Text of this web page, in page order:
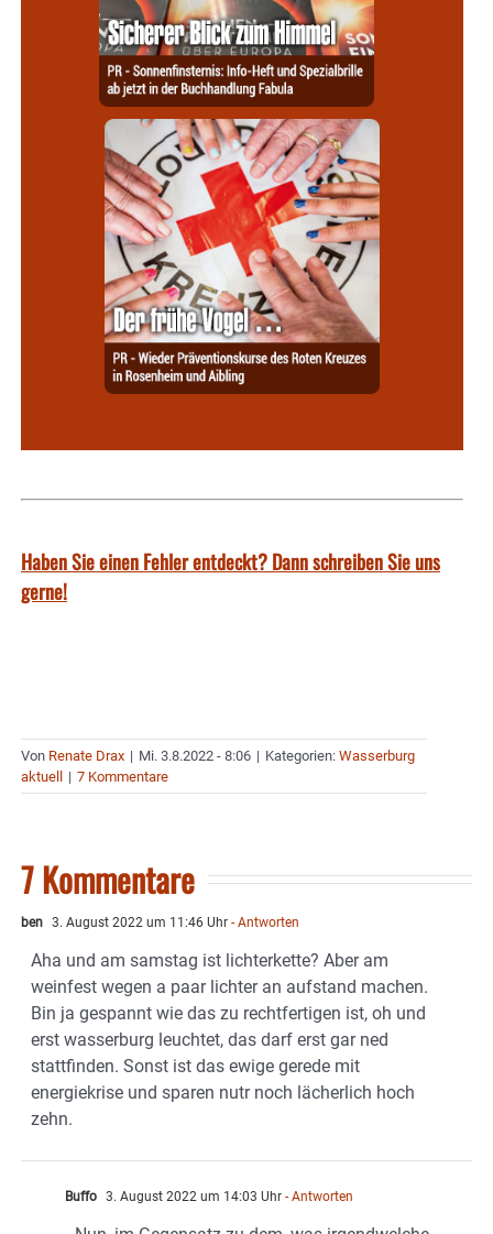
Haben Sie einen Fehler entdeckt? Dann schreiben Sie uns
gerne!
Von Renate Drax | Mi. 3.8.2022 - 8:06 | Kategorien: Wasserburg
aktuell | 7 Kommentare
7 Kommentare
ben 3. August 2022 um 11:46 Uhr - Antworten
Aha und am samstag ist lichterkette? Aber am
weinfest wegen a paar lichter an aufstand machen.
Bin ja gespannt wie das zu rechtfertigen ist, oh und
erst wasserburg leuchtet, das darf erst gar ned
stattfinden. Sonst ist das ewige gerede mit
energiekrise und sparen nutr noch lächerlich hoch
zehn.
Buffo 3. August 2022 um 14:03 Uhr - Antworten